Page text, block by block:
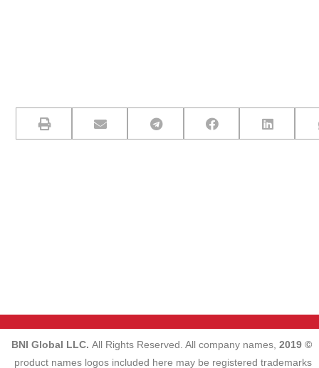
© 2019 BNI Global LLC.
All Rights Reserved. All company names,
product names logos included here may be registered trademarks